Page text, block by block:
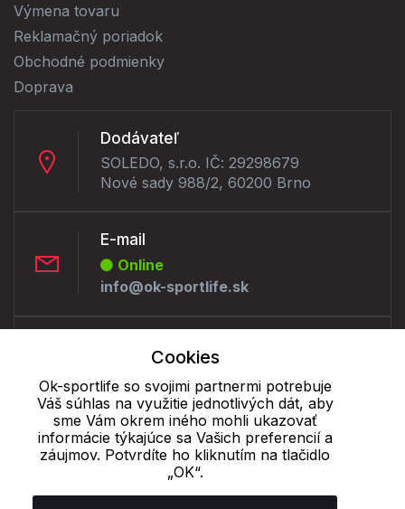
Výmena tovaru
Reklamačný poriadok
Obchodné podmienky
Doprava
Dodávateľ
SOLEDO, s.r.o. IČ: 29298679
Nové sady 988/2, 60200 Brno
E-mail
Online
info@ok-sportlife.sk
Offline
+421 277 270 090
Cookie - podrobné nastavenie| Ďalšie informácie|Spracovanie
osobných údajov
Cookies
Ok-sportlife so svojimi partnermi potrebuje
Váš súhlas na využitie jednotlivých dát, aby
sme Vám okrem iného mohli ukazovať
informácie týkajúce sa Vašich preferencií a
záujmov. Potvrdíte ho kliknutím na tlačidlo
„OK“.